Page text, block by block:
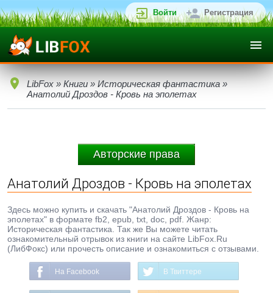
Войти Регистрация
LibFox » Книги » Историческая фантастика »
Анатолий Дроздов - Кровь на эполетах
Авторские права
Анатолий Дроздов - Кровь на эполетах
Здесь можно купить и скачать "Анатолий Дроздов - Кровь на
эполетах" в формате fb2, epub, txt, doc, pdf. Жанр:
Историческая фантастика. Так же Вы можете читать
ознакомительный отрывок из книги на сайте LibFox.Ru
(ЛибФокс) или прочесть описание и ознакомиться с отзывами.
На Facebook В Твиттере